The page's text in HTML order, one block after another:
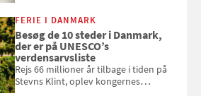
vaskemaskinens levetid. Samvirke har
samlet 7 enkle råd til at spare penge
på tøjvasken
FERIE I DANMARK
Besøg de 10 steder i Danmark,
der er på UNESCO’s
verdensarvsliste
Rejs 66 millioner år tilbage i tiden på
Stevns Klint, oplev kongernes